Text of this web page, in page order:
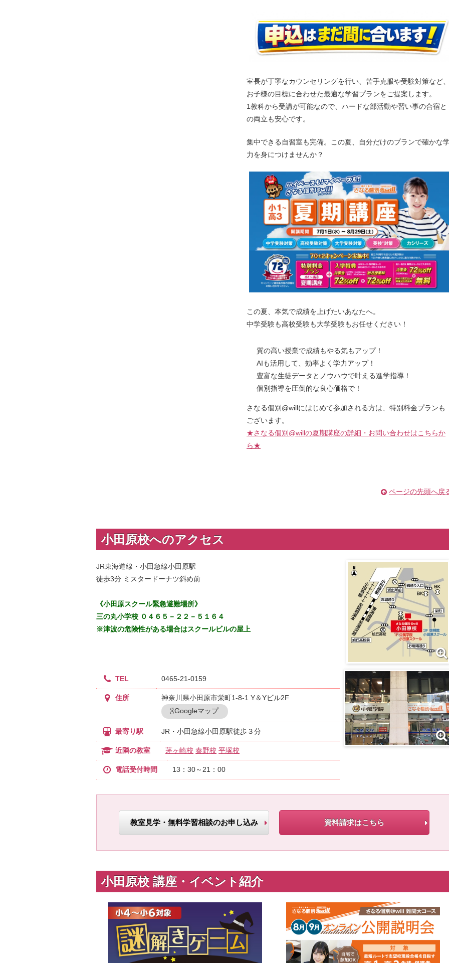
室長が丁寧なカウンセリングを行い、苦手克服や受験対策など
お子様の目標に合わせた最適な学習プランをご提案します。
1教科から受講が可能なので、ハードな部活動や習い事の合宿と
の両立も安心です。
集中できる自習室も完備。この夏、自分だけのプランで確かな
力を身につけませんか？
この夏、本気で成績を上げたいあなたへ。
中学受験も高校受験も大学受験もお任せください！
質の高い授業で成績もやる気もアップ！
AIも活用して、効率よく学力アップ！
豊富な生徒データとノウハウで叶える進学指導！
個別指導を圧倒的な良心価格で！​
さなる個別@willにはじめて参加される方は、特別料金プランも
ございます。
★さなる個別@willの夏期講座の詳細・お問い合わせはこちらか
ら★
ページの先頭へ戻
小田原校へのアクセス
JR東海道線・小田急線小田原駅
徒歩3分 ミスタードーナツ斜め前
《小田原スクール緊急避難場所》
三の丸小学校 ０４６５－２２－５１６４
※津波の危険性がある場合はスクールビルの屋上
TEL 0465-21-0159
住所
神奈川県小田原市栄町1-8-1 Y＆Yビル2F
Googleマップ
最寄り駅 JR・小田急線小田原駅徒歩３分
近隣の教室 茅ヶ崎校 秦野校 平塚校
電話受付時間 13：30～21：00
教室見学・無料学習相談のお申し込み 資料請求はこちら
小田原校 講座・イベント紹介